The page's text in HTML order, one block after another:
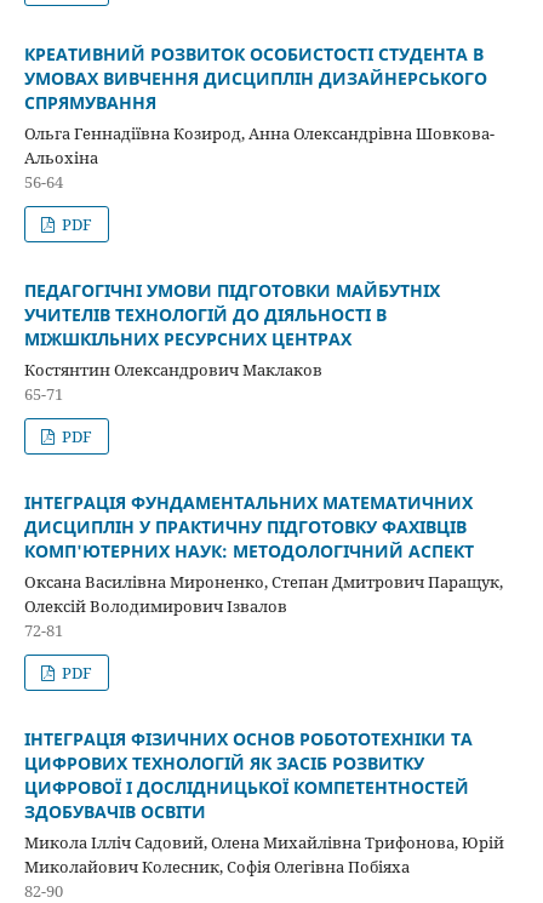
КРЕАТИВНИЙ РОЗВИТОК ОСОБИСТОСТІ СТУДЕНТА В
УМОВАХ ВИВЧЕННЯ ДИСЦИПЛІН ДИЗАЙНЕРСЬКОГО
СПРЯМУВАННЯ
Ольга Геннадіївна Козирод, Анна Олександрівна Шовкова-
Альохіна
56-64
PDF
ПЕДАГОГІЧНІ УМОВИ ПІДГОТОВКИ МАЙБУТНІХ
УЧИТЕЛІВ ТЕХНОЛОГІЙ ДО ДІЯЛЬНОСТІ В
МІЖШКІЛЬНИХ РЕСУРСНИХ ЦЕНТРАХ
Костянтин Олександрович Маклаков
65-71
PDF
ІНТЕГРАЦІЯ ФУНДАМЕНТАЛЬНИХ МАТЕМАТИЧНИХ
ДИСЦИПЛІН У ПРАКТИЧНУ ПІДГОТОВКУ ФАХІВЦІВ
КОМП'ЮТЕРНИХ НАУК: МЕТОДОЛОГІЧНИЙ АСПЕКТ
Оксана Василівна Мироненко, Степан Дмитрович Паращук,
Олексій Володимирович Ізвалов
72-81
PDF
ІНТЕГРАЦІЯ ФІЗИЧНИХ ОСНОВ РОБОТОТЕХНІКИ ТА
ЦИФРОВИХ ТЕХНОЛОГІЙ ЯК ЗАСІБ РОЗВИТКУ
ЦИФРОВОЇ І ДОСЛІДНИЦЬКОЇ КОМПЕТЕНТНОСТЕЙ
ЗДОБУВАЧІВ ОСВІТИ
Микола Ілліч Садовий, Олена Михайлівна Трифонова, Юрій
Миколайович Колесник, Софія Олегівна Побіяха
82-90